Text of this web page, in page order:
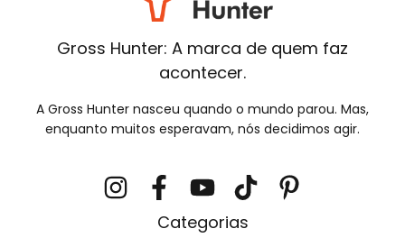
Gross Hunter: A marca de quem faz
acontecer.
A Gross Hunter nasceu quando o mundo parou. Mas,
enquanto muitos esperavam, nós decidimos agir.
Categorias